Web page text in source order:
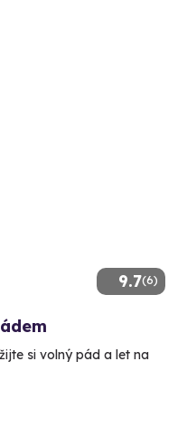
9.7(6)
si volný pád a let na